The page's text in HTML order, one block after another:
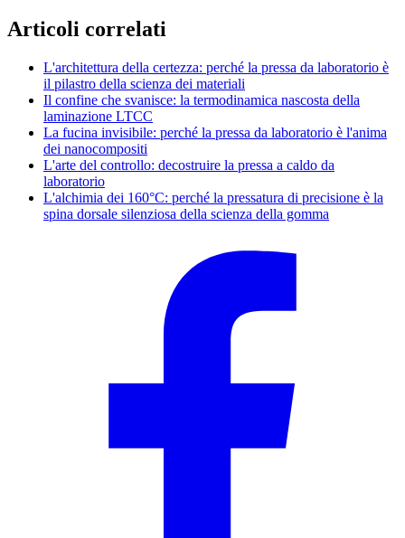
Articoli correlati
L'architettura della certezza: perché la pressa da laboratorio è
il pilastro della scienza dei materiali
Il confine che svanisce: la termodinamica nascosta della
laminazione LTCC
La fucina invisibile: perché la pressa da laboratorio è l'anima
dei nanocompositi
L'arte del controllo: decostruire la pressa a caldo da
laboratorio
L'alchimia dei 160°C: perché la pressatura di precisione è la
spina dorsale silenziosa della scienza della gomma